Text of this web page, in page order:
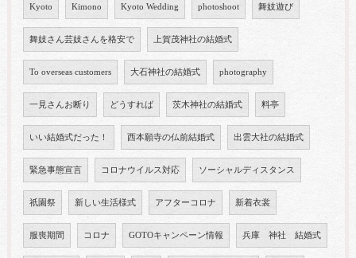
Kyoto Kimono Kyoto Wedding photoshoot 舞妓遊び
舞妓さん芸妓さんを格安で 上賀茂神社の結婚式
To overseas customers 大石神社の結婚式 photography
一見さんお断り どうすれば 茨木神社の結婚式 料亭
いい結婚式だった！ 西本願寺の仏前結婚式 出雲大社の結婚式
緊急事態宣言 コロナウイルス対応 ソーシャルディスタンス
祇園祭 新しい生活様式 アフターコロナ 新着衣裳
服喪期間 コロナ GOTOキャンペーン情報 兵庫 神社 結婚式